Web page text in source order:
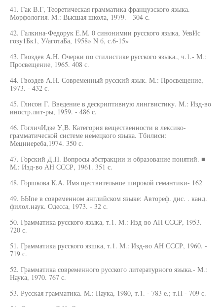
41. Гак В.Г, Теоретическая грамматика французского языка.
Морфология. М.: Высшая школа, 1979. - 304 с.
42. Галкина-Федорук Е.М. 0 синонимии русского языка, УевИс
гозу1Бк1, У/аготаБа, 1958» N б, с.6-15»
43. Гвоздев А.Н. Очерки по стилистике русского языка., ч.1.- М.:
Просвещение, 1965. 408 с.
44. Гвоздев А.Н. Современный русский язык. М.: Просвещение,
1973. - 432 с.
45. Глисон Г. Введение в дескриптивную лингвистику. М.: Изд-во
иностр.лит-ры, 1959. - 486 с.
46. ГогличИдзе У,В. Категория вещественности в лексико-
грамматической системе немецкого языка. Тбилиси:
Мецниереба,1974. 350 с.
47. Горский Д.П. Вопросы абстракции и образование понятий. ■
М.: Изд-во АН СССР, 1961. 351 с.
48. Горшкова К.А. Имя ществительное широкой семантики- 162
49. ЬЫпе в современном английском языке: Автореф. дис. . канд.
филол.наук. Одесса, 1973. - 32 с.
50. Грамматика русского языка, т.1. М.: Изд-во АН СССР, 1953. -
720 с.
51. Грамматика русского язшка, т.1. М.: Изд-во АН СССР, 1960. -
719 с.
52. Грамматика современного русского литературного языка.- М.:
Наука, 1970. 767 с.
53. Русская грамматика. М.: Наука, 1980, т.1. - 783 е.; т.П - 709 с.